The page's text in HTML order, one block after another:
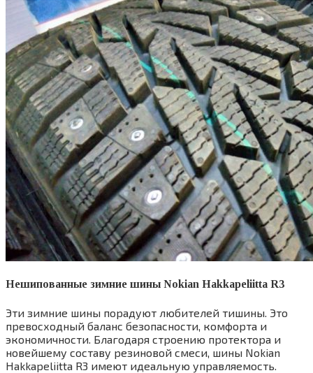
Нешипованные зимние шины Nokian Hakkapeliitta R3
Эти зимние шины порадуют любителей тишины. Это
превосходный баланс безопасности, комфорта и
экономичности. Благодаря строению протектора и
новейшему составу резиновой смеси, шины Nokian
Hakkapeliitta R3 имеют идеальную управляемость.